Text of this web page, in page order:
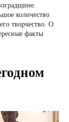
количество
творчество. О
факты